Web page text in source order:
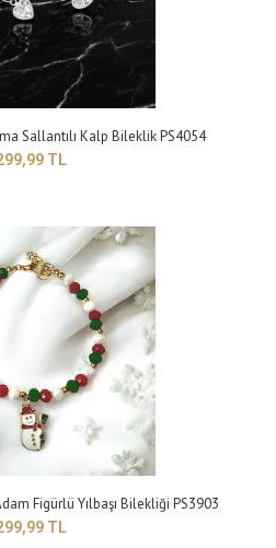
Kelepçe Model Bileklik PS4174
TL
kadının giyim ..
Sallantılı Kalp Bileklik PS4054
TL
Figürlü Yılbaşı Bilekliği PS3903
TL